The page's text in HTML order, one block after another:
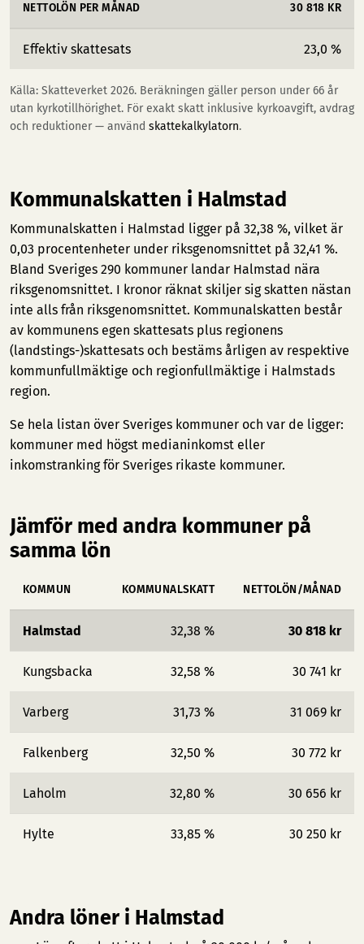
NETTOLÖN PER MÅNAD 30 818 KR
Effektiv skattesats 23,0 %
Källa: Skatteverket 2026. Beräkningen gäller person under 66 år
utan kyrkotillhörighet. För exakt skatt inklusive kyrkoavgift, avdrag
och reduktioner — använd skattekalkylatorn.
Kommunalskatten i Halmstad
Kommunalskatten i Halmstad ligger på 32,38 %, vilket är
0,03 procentenheter under riksgenomsnittet på 32,41 %.
Bland Sveriges 290 kommuner landar Halmstad nära
riksgenomsnittet. I kronor räknat skiljer sig skatten nästan
inte alls från riksgenomsnittet. Kommunalskatten består
av kommunens egen skattesats plus regionens
(landstings-)skattesats och bestäms årligen av respektive
kommunfullmäktige och regionfullmäktige i Halmstads
region.
Se hela listan över Sveriges kommuner och var de ligger:
kommuner med högst medianinkomst eller
inkomstranking för Sveriges rikaste kommuner.
Jämför med andra kommuner på
samma lön
KOMMUN KOMMUNALSKATT NETTOLÖN/MÅNAD
Halmstad 32,38 % 30 818 kr
Kungsbacka 32,58 % 30 741 kr
Varberg 31,73 % 31 069 kr
Falkenberg 32,50 % 30 772 kr
Laholm 32,80 % 30 656 kr
Hylte 33,85 % 30 250 kr
Andra löner i Halmstad